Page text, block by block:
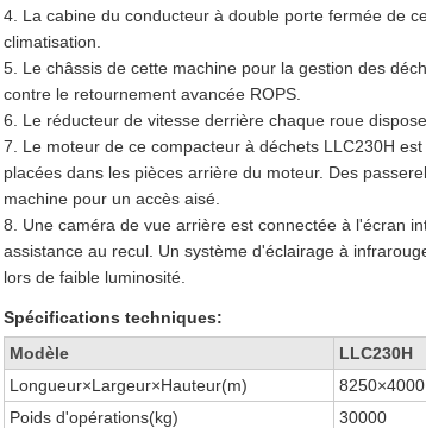
4. La cabine du conducteur à double porte fermée de
climatisation.
5. Le châssis de cette machine pour la gestion des
contre le retournement avancée ROPS.
6. Le réducteur de vitesse derrière chaque roue
7. Le moteur de ce compacteur à déchets LLC230H
placées dans les pièces arrière du moteur. Des
machine pour un accès aisé.
8. Une caméra de vue arrière est connectée à l'écran
assistance au recul. Un système d'éclairage à
lors de faible luminosité.
Spécifications techniques:
Modèle
LLC230H
Longueur×Largeur×Hauteur(m)
Poids d'opérations(kg)
30000